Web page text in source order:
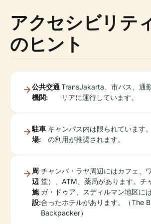
アクセシビリテ
のヒント
公共交通
機関:
TransJakarta、市バス、通
リアに運行しています。
駐車
場:
キャンパス内は限られています
の利用が推奨されます。
周
辺
施
設:
チャンバ・ラヤ周辺にはカフェ、
堂）、ATM、薬局があります。チ
ガ・ドゥア、スディルマン地区に
合ったホテルがあります。（The
Backpacker）